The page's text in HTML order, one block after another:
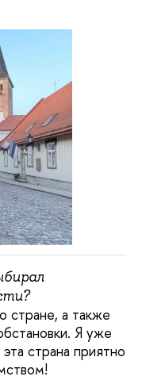
стране, а также
Я уже
страна приятно